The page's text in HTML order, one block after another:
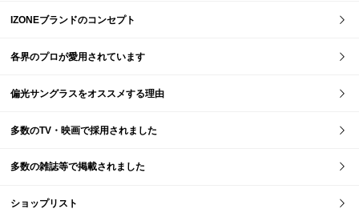
IZONEブランドのコンセプト
各界のプロが愛用されています
偏光サングラスをオススメする理由
多数のTV・映画で採用されました
多数の雑誌等で掲載されました
ショップリスト